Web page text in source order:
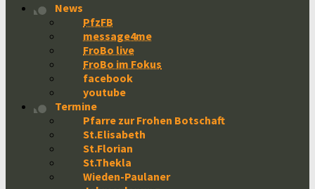
News
PfzFB
message4me
FroBo live
FroBo im Fokus
facebook
youtube
Termine
Pfarre zur Frohen Botschaft
St.Elisabeth
St.Florian
St.Thekla
Wieden-Paulaner